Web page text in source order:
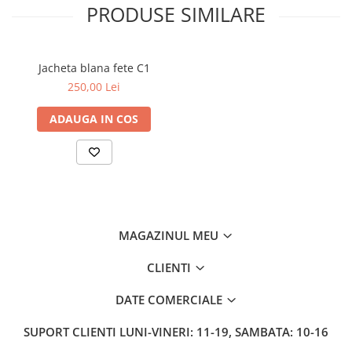
PRODUSE SIMILARE
Jacheta blana fete C1
250,00 Lei
ADAUGA IN COS
MAGAZINUL MEU
CLIENTI
DATE COMERCIALE
SUPORT CLIENTI LUNI-VINERI: 11-19, SAMBATA: 10-16